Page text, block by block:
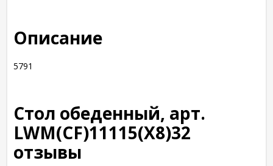
Описание
5791
Стол обеденный, арт.
LWM(CF)11115(X8)32
отзывы